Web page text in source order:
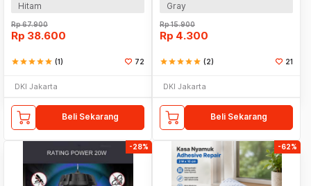
Hitam
Rp67.900
Rp 38.600
starstarstarstarstar (1) 72
DKI Jakarta
Beli Sekarang
Gray
Rp15.900
Rp 4.300
starstarstarstarstar (2) 21
DKI Jakarta
Beli Sekarang
-28% -62%